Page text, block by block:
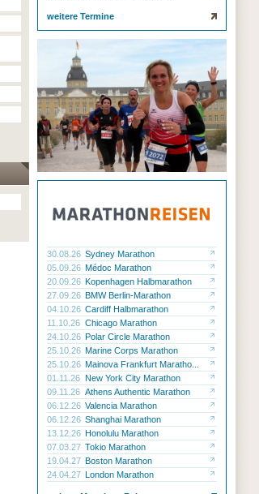
weitere Termine
30.08.26 Sydney Marathon
05.09.26 Médoc Marathon
20.09.26 Kopenhagen Halbmarathon
27.09.26 BMW Berlin-Marathon
04.10.26 Cardiff Halbmarathon
11.10.26 Chicago Marathon
24.10.26 Polar Circle Marathon
25.10.26 Marine Corps Marathon
25.10.26 Mainova Frankfurt Maratho...
01.11.26 New York City Marathon
09.11.26 Athens Authentic Marathon
06.12.26 Valencia Marathon
06.12.26 Shanghai Marathon
13.12.26 Honolulu Marathon
07.03.27 Tokio Marathon
19.04.27 Boston Marathon
24.04.27 London Marathon